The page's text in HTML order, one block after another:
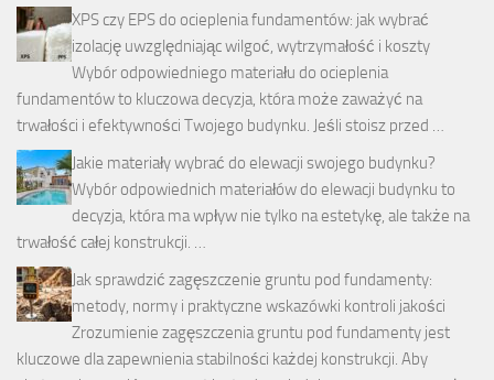
XPS czy EPS do ocieplenia fundamentów: jak wybrać
izolację uwzględniając wilgoć, wytrzymałość i koszty
Wybór odpowiedniego materiału do ocieplenia
fundamentów to kluczowa decyzja, która może zaważyć na
trwałości i efektywności Twojego budynku. Jeśli stoisz przed …
Jakie materiały wybrać do elewacji swojego budynku?
Wybór odpowiednich materiałów do elewacji budynku to
decyzja, która ma wpływ nie tylko na estetykę, ale także na
trwałość całej konstrukcji. …
Jak sprawdzić zagęszczenie gruntu pod fundamenty:
metody, normy i praktyczne wskazówki kontroli jakości
Zrozumienie zagęszczenia gruntu pod fundamenty jest
kluczowe dla zapewnienia stabilności każdej konstrukcji. Aby